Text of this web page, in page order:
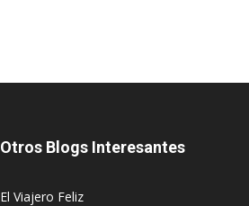
Otros Blogs Interesantes
El Viajero Feliz